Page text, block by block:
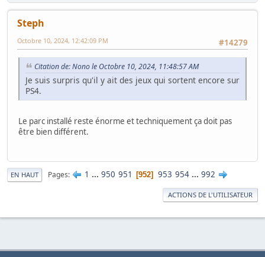
Steph
#14279
Octobre 10, 2024, 12:42:09 PM
Citation de: Nono le Octobre 10, 2024, 11:48:57 AM
Je suis surpris qu'il y ait des jeux qui sortent encore sur
PS4.
Le parc installé reste énorme et techniquement ça doit pas
être bien différent.
EN HAUT Pages 1 ... 950 951 952 953 954 ... 992
ACTIONS DE L'UTILISATEUR